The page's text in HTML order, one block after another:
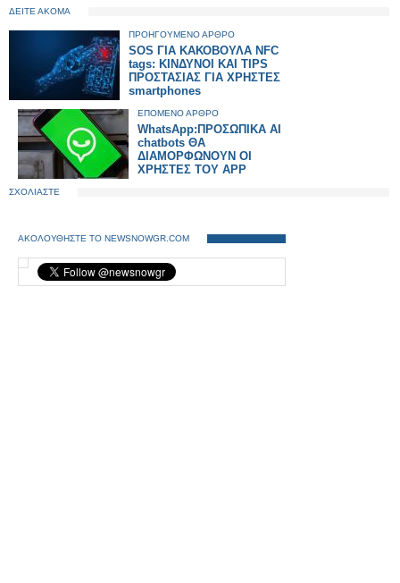
ΔΕΙΤΕ ΑΚΟΜΑ
ΠΡΟΗΓΟΥΜΕΝΟ ΑΡΘΡΟ
SOS ΓΙΑ ΚΑΚΟΒΟΥΛΑ NFC
tags: ΚΙΝΔΥΝΟΙ ΚΑΙ TIPS
ΠΡΟΣΤΑΣΙΑΣ ΓΙΑ ΧΡΗΣΤΕΣ
smartphones
ΕΠΟΜΕΝΟ ΑΡΘΡΟ
WhatsApp:ΠΡΟΣΩΠΙΚΑ AI
chatbots ΘΑ
ΔΙΑΜΟΡΦΩΝΟΥΝ ΟΙ
ΧΡΗΣΤΕΣ ΤΟΥ APP
ΣΧΟΛΙΑΣΤΕ
ΑΚΟΛΟΥΘΗΣΤΕ ΤΟ NEWSNOWGR.COM